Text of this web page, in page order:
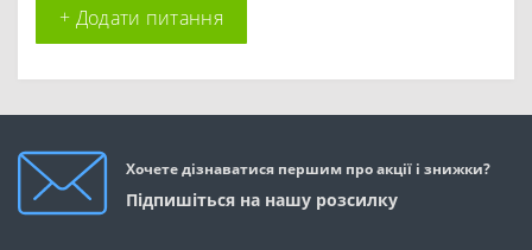
+ Додати питання
Хочете дізнаватися першим про акції і знижки?
Підпишіться на нашу розсилку